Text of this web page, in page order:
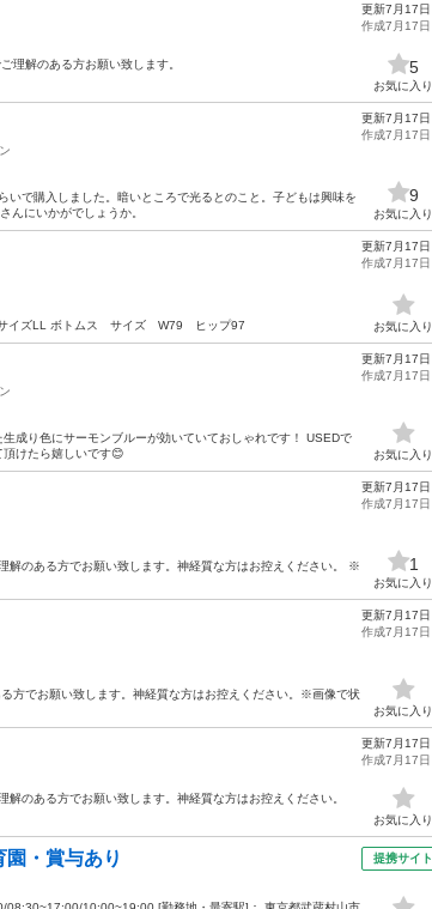
理解のある方お願い致します。
更新7月17日
作成7月17日
5
お気に入り
で購入しました。暗いところで光るとのこと。子どもは興味を
んにいかがでしょうか。
更新7月17日
作成7月17日
9
お気に入り
サイズLL ボトムス サイズ W79 ヒップ97
更新7月17日
作成7月17日
お気に入り
成り色にサーモンブルーが効いていておしゃれです！ USEDで
けたら嬉しいです😊
更新7月17日
作成7月17日
お気に入り
解のある方でお願い致します。神経質な方はお控えください。 ※
更新7月17日
作成7月17日
1
お気に入り
方でお願い致します。神経質な方はお控えください。※画像で状
更新7月17日
作成7月17日
お気に入り
のある方でお願い致します。神経質な方はお控えください。
更新7月17日
作成7月17日
お気に入り
・賞与あり 提携サイト